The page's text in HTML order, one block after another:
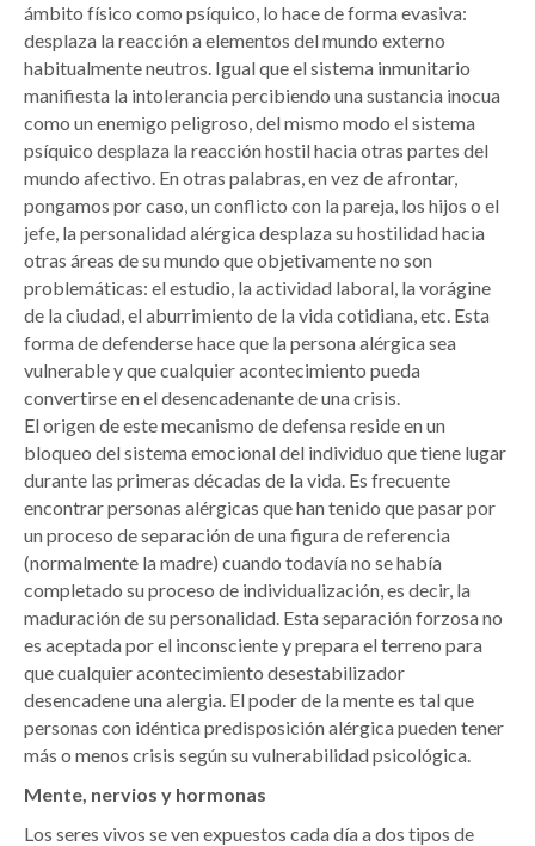
ámbito físico como psíquico, lo hace de forma evasiva:
desplaza la reacción a elementos del mundo externo
habitualmente neutros. Igual que el sistema inmunitario
manifiesta la intolerancia percibiendo una sustancia inocua
como un enemigo peligroso, del mismo modo el sistema
psíquico desplaza la reacción hostil hacia otras partes del
mundo afectivo. En otras palabras, en vez de afrontar,
pongamos por caso, un conflicto con la pareja, los hijos o el
jefe, la personalidad alérgica desplaza su hostilidad hacia
otras áreas de su mundo que objetivamente no son
problemáticas: el estudio, la actividad laboral, la vorágine
de la ciudad, el aburrimiento de la vida cotidiana, etc. Esta
forma de defenderse hace que la persona alérgica sea
vulnerable y que cualquier acontecimiento pueda
convertirse en el desencadenante de una crisis.
El origen de este mecanismo de defensa reside en un
bloqueo del sistema emocional del individuo que tiene lugar
durante las primeras décadas de la vida. Es frecuente
encontrar personas alérgicas que han tenido que pasar por
un proceso de separación de una figura de referencia
(normalmente la madre) cuando todavía no se había
completado su proceso de individualización, es decir, la
maduración de su personalidad. Esta separación forzosa no
es aceptada por el inconsciente y prepara el terreno para
que cualquier acontecimiento desestabilizador
desencadene una alergia. El poder de la mente es tal que
personas con idéntica predisposición alérgica pueden tener
más o menos crisis según su vulnerabilidad psicológica.
Mente, nervios y hormonas
Los seres vivos se ven expuestos cada día a dos tipos de